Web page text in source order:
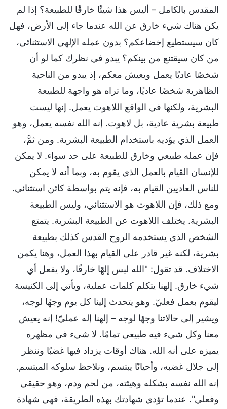
المقدس بالكامل – أليس هذا شيئًا خارقًا للطبيعة؟ إذا لم
يكن هناك شيء خارق عن الله عندما جاء إلى الأرض، فهل
كان سيستطيع إخضاعكم؟ بدون عمله الإلهي الاستثنائي،
من كان سيقتنع من بينكم؟ يبدو في نظرك كما لو أن
شخصًا عاديًا يعمل ويعيش معكم، إذ يبدو من الناحية
الظاهرية شخصًا عاديًا، وما تراه هو واجهة للطبيعة
البشرية، ولكنها في الواقع اللاهوت يعمل. إنها ليست
طبيعة بشرية عادية، بل لاهوت. إنه الله نفسه يعمل، وهو
العمل الذي يؤديه باستخدام الطبيعة البشرية. ومن ثمَّ،
فإن عمله طبيعي وخارق للطبيعة على حد سواء. لا يمكن
للإنسان القيام بالعمل الذي يقوم به، وبما أنه لا يمكن
للناس العاديين القيام به، فإنه يتم بواسطة كائن استثنائي.
ومع ذلك، فإن اللاهوت هو الاستثنائي، وليس الطبيعة
البشرية. يختلف اللاهوت عن الطبيعة البشرية. يتمتع
الشخص الذي يستخدمه الروح القدس كذلك بطبيعة
بشرية، لكنه غير قادر على القيام بهذا العمل، وهنا يكمن
الاختلاف. قد تقول: "الله ليس إلهًا خارقًا، ولا يفعل أي
شيء خارق. إلهنا يتكلم كلمات عملية، ويأتي إلى الكنيسة
ليقوم بعمل فعليّ. وهو يتحدث إلينا كل يوم وجهًا لوجه،
ويشير إلى حالاتنا وجهًا لوجه – إلهنا إله عمليّ! إنه يعيش
معنا وكل شيء فيه طبيعي تمامًا. لا شيء في مظهره
يميزه على أنه الله. هناك أوقات يزداد فيها غضبًا وننظر
إلى جلال غضبه، وأحيانًا يبتسم، ونلاحظ سلوكه المبتسم.
إنه الله نفسه بشكله وهيئته، من لحم ودم، وهو حقيقي
وفعلي". عندما تؤدي شهادتك بهذه الطريقة، فهي شهادة